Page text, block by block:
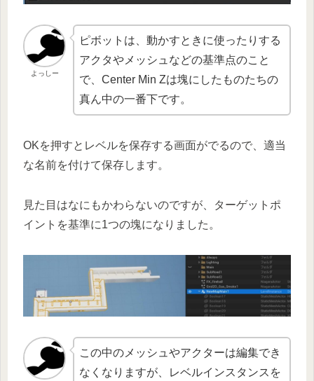
よっしー
ピボットは、動かすときに使ったりする
アクタやメッシュなどの基準点のこと
で、Center Min Zは塊にしたものたちの
真ん中の一番下です。
OKを押すとレベルを保存する画面がでるので、適当
な名前を付けて保存します。
見た目はなにもかわらないのですが、ターゲットポ
イントを基準に1つの塊になりました。
この中のメッシュやアクターは編集でき
なくなりますが、レベルインスタンスを